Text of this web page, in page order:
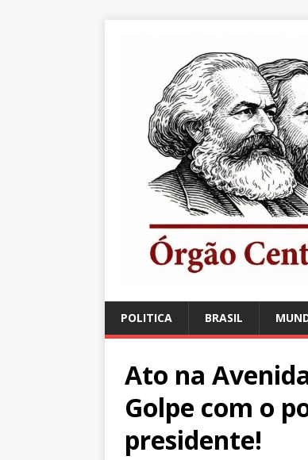
POLITICA BRASIL
Ato na
Golpe com o
presidente!